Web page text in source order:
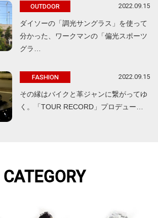
OUTDOOR 2022.09.15
ダイソーの「調光サングラス」を使って
分かった、ワークマンの「偏光スポーツ
グラ…
FASHION 2022.09.15
その縁はバイクと革ジャンに繋がってゆ
く。「TOUR RECORD」プロデュー…
CATEGORY